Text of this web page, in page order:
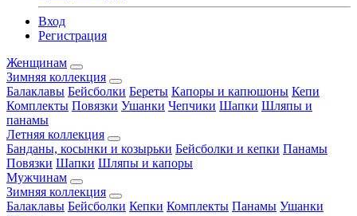
Вход
Регистрация
Женщинам
Зимняя коллекция
Балаклавы Бейсболки Береты Капоры и капюшоны Кепи
Комплекты Повязки Ушанки Чепчики Шапки Шляпы и
панамы
Летняя коллекция
Банданы, косынки и козырьки Бейсболки и кепки Панамы
Повязки Шапки Шляпы и капоры
Мужчинам
Зимняя коллекция
Балаклавы Бейсболки Кепки Комплекты Панамы Ушанки